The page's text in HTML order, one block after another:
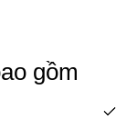
gồm